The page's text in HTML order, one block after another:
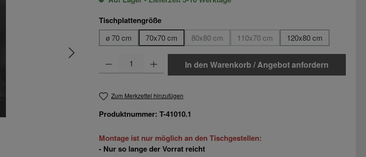
Tischplattengrößeauswählen
ø 70 cm 70x70 cm 80x80 cm
(Diese Option ist zurzeit nicht verfügbar.)
110x70 cm
(Diese Option ist zurzeit nicht
120x80 cm
Produkt Anzahl: Gib den gewünschten Wert ein oder benutze die Schaltflächen um
In den Warenkorb / Angebot anfordern
Zum Merkzettel hinzufügen
Produktnummer: T-41010.1
Montage ist nur möglich an den Tischgestellen:
- Nur so lange der Vorrat reicht